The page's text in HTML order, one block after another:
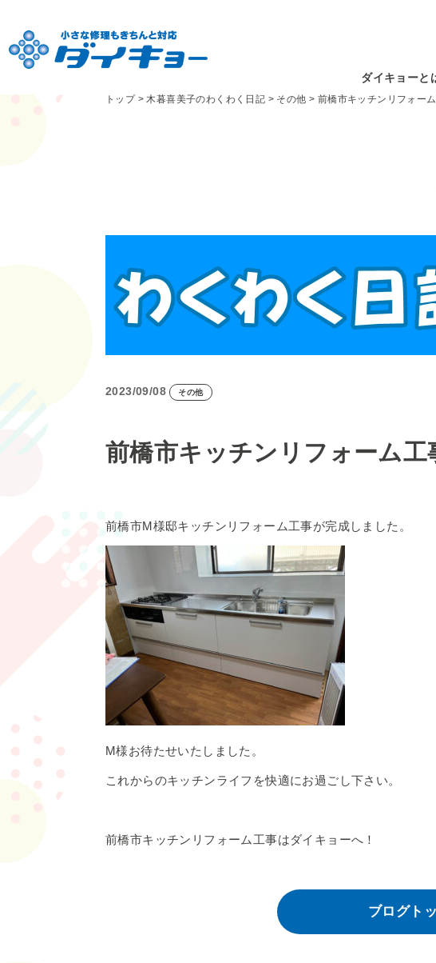
ダイキョーと
トップ>木暮喜美子のわくわく日記 > その他 > 前橋市キッチンリフォー
2023/09/08 その他
前橋市キッチンリフォーム工
前橋市M様邸キッチンリフォーム工事が完成しました。
M様お待たせいたしました。
これからのキッチンライフを快適にお過ごし下さい。
前橋市キッチンリフォーム工事はダイキョーへ！
ブログト